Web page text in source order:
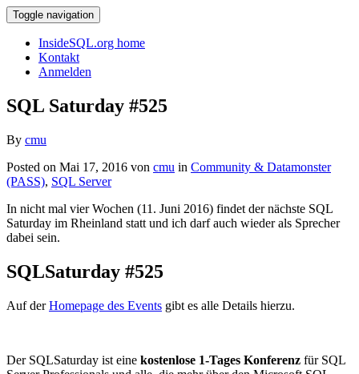
Toggle navigation
InsideSQL.org home
Kontakt
Anmelden
SQL Saturday #525
By cmu
Posted on Mai 17, 2016 von cmu in Community & Datamonster
(PASS), SQL Server
In nicht mal vier Wochen (11. Juni 2016) findet der nächste SQL
Saturday im Rheinland statt und ich darf auch wieder als Sprecher
dabei sein.
SQLSaturday #525
Auf derHomepage des Events gibt es alle Details hierzu.
Der SQLSaturday ist eine kostenlose 1-Tages Konferenz für SQL